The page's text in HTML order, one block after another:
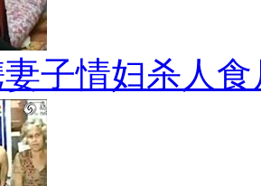
子情妇杀人食